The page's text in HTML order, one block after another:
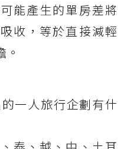
能產生的單房差將
收，等於直接減輕
一人旅行企劃有什